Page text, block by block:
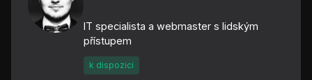
IT specialista a webmaster s lidským
přístupem
k dispozici